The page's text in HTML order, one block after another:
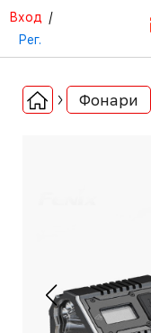
Вход /
Рег.
Фонари